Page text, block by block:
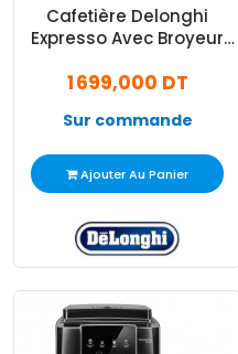
Cafetière Delonghi
Expresso Avec Broyeur
SB)
1 699,000 DT
Sur commande
Ajouter Au Panier